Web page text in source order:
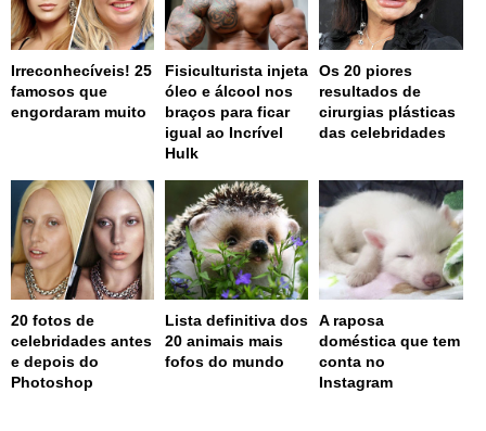
Irreconhecíveis! 25
famosos que
engordaram muito
Fisiculturista injeta
óleo e álcool nos
braços para ficar
igual ao Incrível
Hulk
Os 20 piores
resultados de
cirurgias plásticas
das celebridades
20 fotos de
celebridades antes
e depois do
Photoshop
Lista definitiva dos
20 animais mais
fofos do mundo
A raposa
doméstica que tem
conta no
Instagram